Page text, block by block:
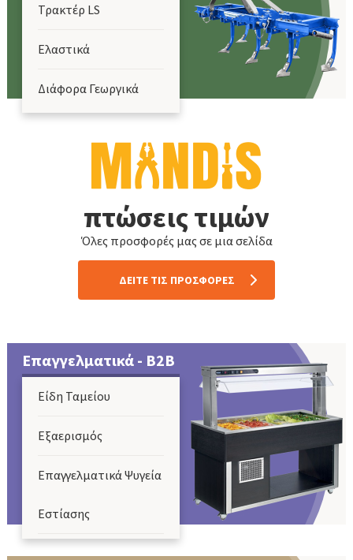
Τρακτέρ LS
Ελαστικά
Διάφορα Γεωργικά
Mini Dumper -
Ανταλλακτικά
Μεταφοράς
Γκρέιντερ -
Εκχιονιστικά
Επικλινείς
Καταστροφείς
Καταστροφείς με
Επαγγελματικά - Β2Β
Είδη Ταμείου
Εξαερισμός
Επαγγελματικά Ψυγεία
Εστίασης
Επαγγελματικές
πτώσεις τιμών
Όλες προσφορές μας σε μια σελίδα
ΔΕITE ΤΙΣ ΠΡΟΣΦΟΡΕΣ